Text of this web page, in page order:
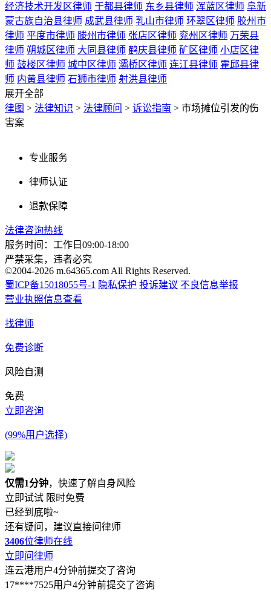
经济技术开发区律师 于都县律师 东乡县律师 浑蓝区律师 阜新
蒙古族自治县律师 成武县律师 乳山市律师 环翠区律师 胶州市
律师 平度市律师 滕州市律师 张店区律师 兖州区律师 万荣县
律师 朔城区律师 大同县律师 鹤庆县律师 矿区律师 小店区律
师 鼓楼区律师 城中区律师 灞桥区律师 连江县律师 霍邱县律
师 内黄县律师 石狮市律师 射洪县律师
展开全部
律图 > 法律知识 > 法律顾问 > 诉讼指南 > 市场摊位引发的伤
害案
专业服务
律师认证
退款保障
法律咨询热线
服务时间：工作日09:00-18:00
严禁采集，违者必究
©2004-2026 m.64365.com All Rights Reserved.
蜀ICP备15018055号-1 隐私保护 投诉建议 不良信息举报
营业执照信息查看
找律师
免费诊断
风险自测
免费
立即咨询
(99%用户选择)
仅需1分钟，快速了解自身风险
立即试试 限时免费
已经到底啦~
还有疑问，建议直接问律师
3406位律师在线
立即问律师
连云港用户4分钟前提交了咨询
17****7525用户4分钟前提交了咨询